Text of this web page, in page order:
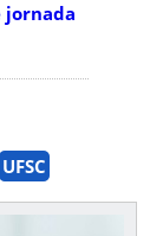
jornada
UFSC